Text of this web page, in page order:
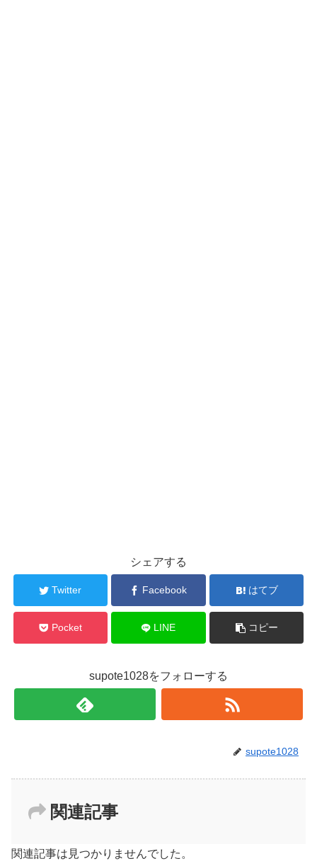
シェアする
Twitter Facebook はてブ
Pocket LINE コピー
supote1028をフォローする
supote1028
関連記事
関連記事は見つかりませんでした。